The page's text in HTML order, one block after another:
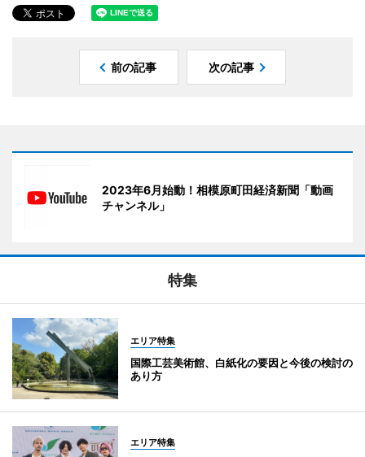
前の記事 次の記事
2023年6月始動！相模原町田経済新聞「動画
チャンネル」
特集
エリア特集
国際工芸美術館、白紙化の要因と今後の検討の
あり方
エリア特集